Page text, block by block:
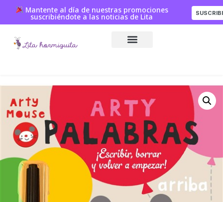
Mantente al día de nuestras promociones
suscribiéndote a las noticias de Lita